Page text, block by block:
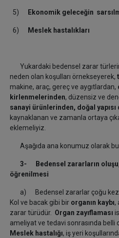
5) Ekonomik geleceğin
6) Meslek hastalıkları
Yukardaki bedensel zarar
neden olan koşulları örnekseyerek,
makine, araç, gereç ve aygıtlardan,
kirlenmelerinden, düzensiz ve
sanayi ürünlerinden, doğal
kaynaklanan ve zamanla ortaya
eklemeliyiz.
Aşağıda ana konumuz olarak
3- Bedensel zararların
öğrenilmesi
a) Bedensel zararlar çoğu kez
Kol ve bacak gibi bir organın kaybı,
zarar türüdür. Organ zayıflaması
ameliyat ve tedavi sonrasında belli
Meslek hastalığı, iş yeri